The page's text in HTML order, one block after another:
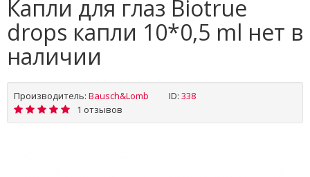
Капли для глаз Biotrue
drops капли 10*0,5 ml нет в
наличии
Производитель: Bausch&Lomb ID: 338
1 отзывов